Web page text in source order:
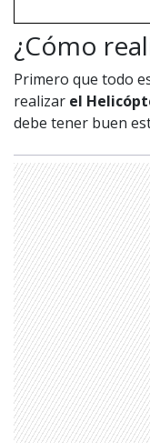
¿Cómo
Primero que todo
realizar el
debe tener buen